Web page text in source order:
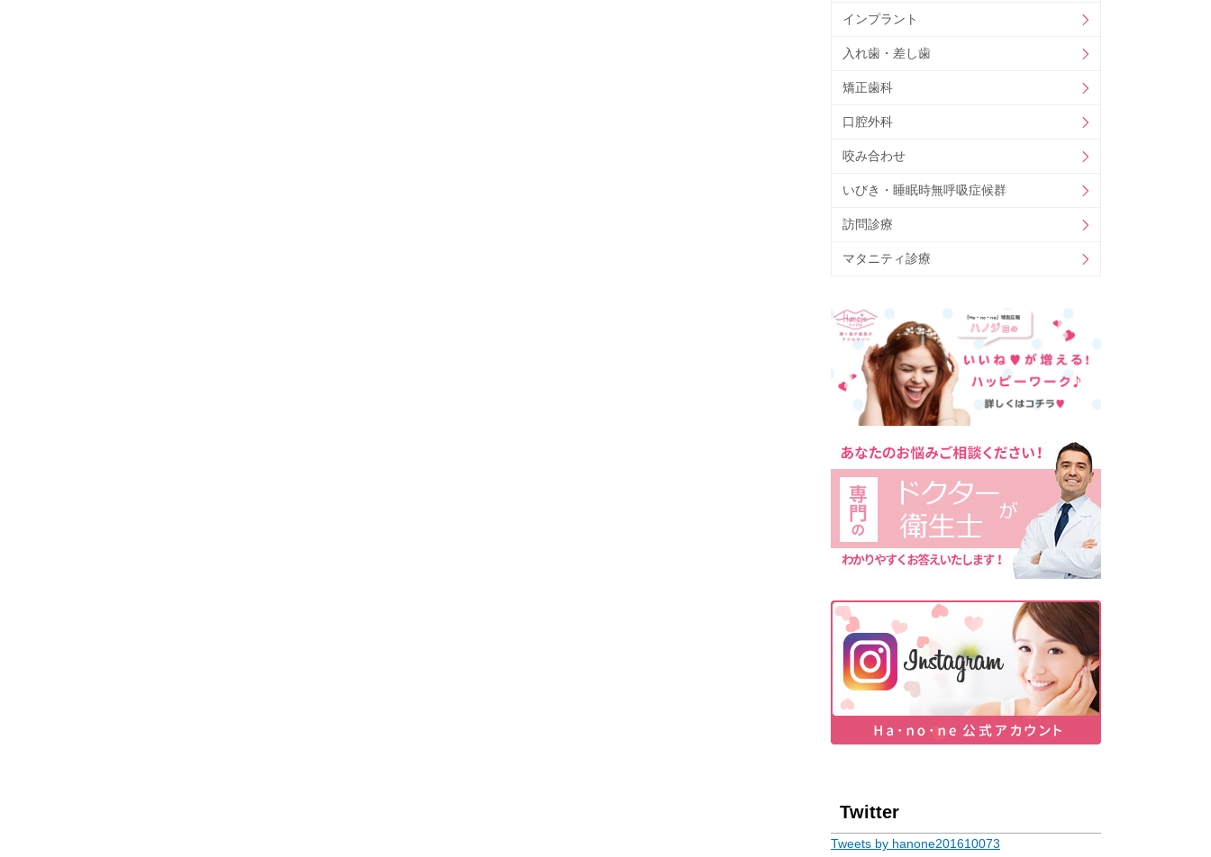
インプラント
入れ歯・差し歯
矯正歯科
口腔外科
咬み合わせ
いびき・睡眠時無呼吸症候群
訪問診療
マタニティ診療
Twitter
Tweets by hanone201610073